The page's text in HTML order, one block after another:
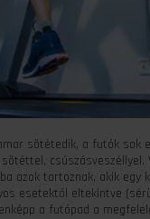
sötétedik, a futók sok
sötéttel,
azok tartoznak, akik
esetektől eltekintve
a futópad a